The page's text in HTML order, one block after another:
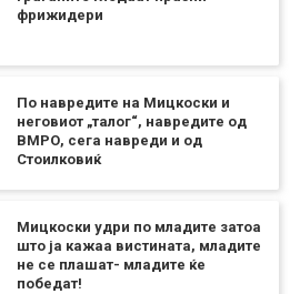
фрижидери
По навредите на Мицкоски и
неговиот „талог“, навредите од
ВМРО, сега навреди и од
Стоилковиќ
Мицкоски удри по младите затоа
што ја кажаа вистината, младите
не се плашат- младите ќе
победат!